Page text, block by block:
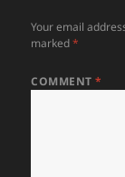
Your email
marked*
COMMENT*